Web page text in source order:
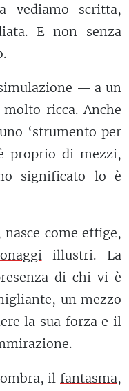
vediamo scritta,
E non senza
— a un
ricca. Anche
‘strumento per
proprio di mezzi,
significato lo è
nasce come effige,
illustri. La
di chi vi è
un mezzo
la sua forza e il
il fantasma,